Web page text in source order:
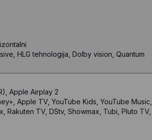
HLG tehnologija, Dolby vision, Quantum
Apple Airplay 2
Apple TV, YouTube Kids, YouTube Music,
TV, DStv, Showmax, Tubi, Pluto TV,